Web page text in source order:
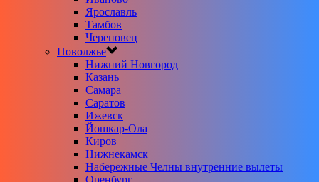
Ярославль
Тамбов
Череповец
Поволжье
Нижний Новгород
Казань
Самара
Саратов
Ижевск
Йошкар-Ола
Киров
Нижнекамск
Набережные Челны внутренние вылеты
Оренбург